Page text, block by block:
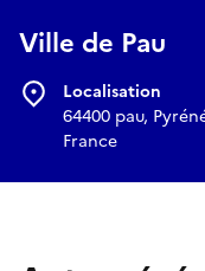
Ville de Pau
Localisation
64400 pau,
France